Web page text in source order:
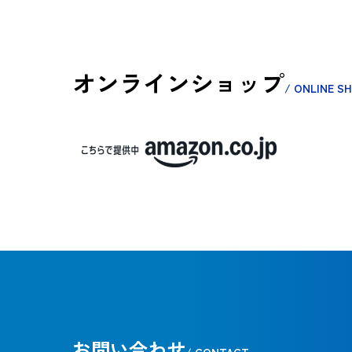
オンラインショップ/ ONLINE